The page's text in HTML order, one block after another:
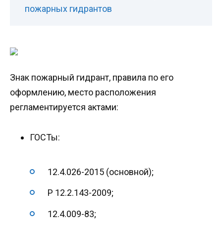
пожарных гидрантов
Знак пожарный гидрант, правила по его
оформлению, место расположения
регламентируется актами:
ГОСТы:
12.4.026-2015 (основной);
Р 12.2.143-2009;
12.4.009-83;